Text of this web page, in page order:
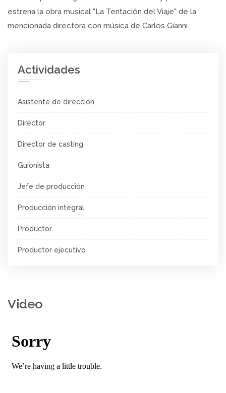
estrena la obra musical "La Tentación del Viaje" de la
mencionada directora con música de Carlos Gianni
Actividades
Asistente de dirección
Director
Director de casting
Guionista
Jefe de producción
Producción integral
Productor
Productor ejecutivo
Video